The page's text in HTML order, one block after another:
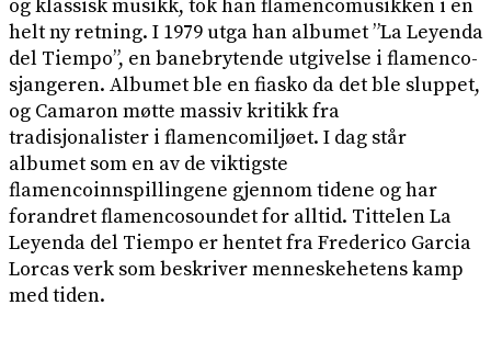
og klassisk musikk, tok han flamencomusikken i en
helt ny retning. I 1979 utga han albumet ”La Leyenda
del Tiempo”, en banebrytende utgivelse i flamenco-
sjangeren. Albumet ble en fiasko da det ble sluppet,
og Camaron møtte massiv kritikk fra
tradisjonalister i flamencomiljøet. I dag står
albumet som en av de viktigste
flamencoinnspillingene gjennom tidene og har
forandret flamencosoundet for alltid. Tittelen La
Leyenda del Tiempo er hentet fra Frederico Garcia
Lorcas verk som beskriver menneskehetens kamp
med tiden.